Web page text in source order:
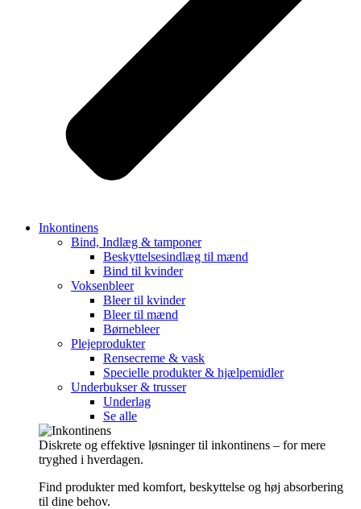
Inkontinens
Bind, Indlæg & tamponer
Beskyttelsesindlæg til mænd
Bind til kvinder
Voksenbleer
Bleer til kvinder
Bleer til mænd
Børnebleer
Plejeprodukter
Rensecreme & vask
Specielle produkter & hjælpemidler
Underbukser & trusser
Underlag
Se alle
Diskrete og effektive løsninger til inkontinens – for mere
tryghed i hverdagen.
Find produkter med komfort, beskyttelse og høj absorbering
til dine behov.